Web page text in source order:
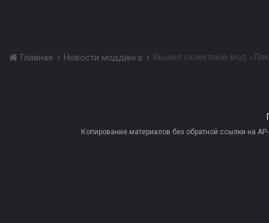
Главная Новости моддинга Вышел сюжетный мод
Копирование материалов без обратной ссылки на